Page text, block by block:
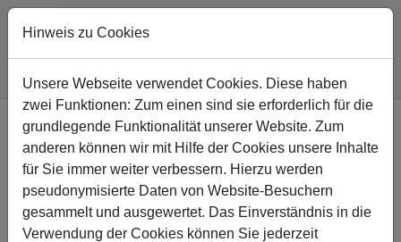
Zum Hauptinhalt springen
Sie sind hier:
Südschule Nachricht
NEWS
Oster-Gottesdienst im
Buxtorfhaus
Hinweis zu Cookies
Unsere Webseite verwendet Cookies. Diese haben
zwei Funktionen: Zum einen sind sie erforderlich für die
grundlegende Funktionalität unserer Website. Zum
anderen können wir mit Hilfe der Cookies unsere Inhalte
für Sie immer weiter verbessern. Hierzu werden
pseudonymisierte Daten von Website-Besuchern
gesammelt und ausgewertet. Das Einverständnis in die
Verwendung der Cookies können Sie jederzeit